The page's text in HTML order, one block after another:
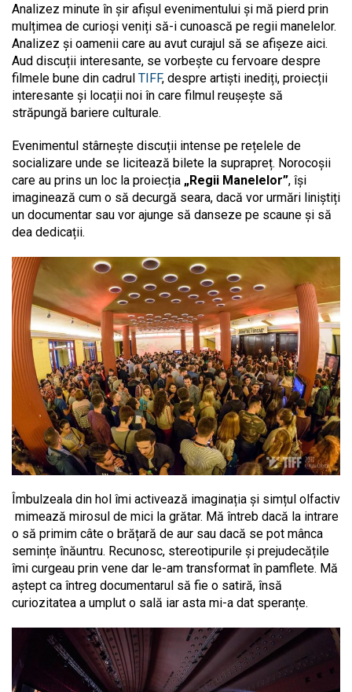
Analizez minute în șir afișul evenimentului și mă pierd prin
mulțimea de curioși veniți să-i cunoască pe regii manelelor.
Analizez și oamenii care au avut curajul să se afișeze aici.
Aud discuții interesante, se vorbește cu fervoare despre
filmele bune din cadrul TIFF, despre artiști inediți, proiecții
interesante și locații noi în care filmul reușește să
străpungă bariere culturale.
Evenimentul stârnește discuții intense pe rețelele de
socializare unde se licitează bilete la suprapreț. Norocoșii
care au prins un loc la proiecția „Regii Manelelor”, își
imaginează cum o să decurgă seara, dacă vor urmări liniștiți
un documentar sau vor ajunge să danseze pe scaune și să
dea dedicații.
Îmbulzeala din hol îmi activează imaginația și simțul olfactiv
mimează mirosul de mici la grătar. Mă întreb dacă la intrare
o să primim câte o brățară de aur sau dacă se pot mânca
semințe înăuntru. Recunosc, stereotipurile și prejudecățile
îmi curgeau prin vene dar le-am transformat în pamflete. Mă
aștept ca întreg documentarul să fie o satiră, însă
curiozitatea a umplut o sală iar asta mi-a dat speranțe.